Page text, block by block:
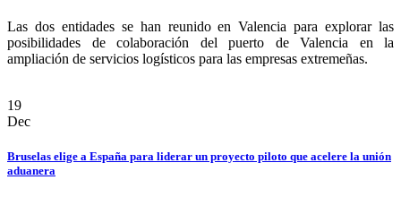
Las dos entidades se han reunido en Valencia para explorar las
posibilidades de colaboración del puerto de Valencia en la
ampliación de servicios logísticos para las empresas extremeñas.
19
Dec
Bruselas elige a España para liderar un proyecto piloto que acelere la unión
aduanera